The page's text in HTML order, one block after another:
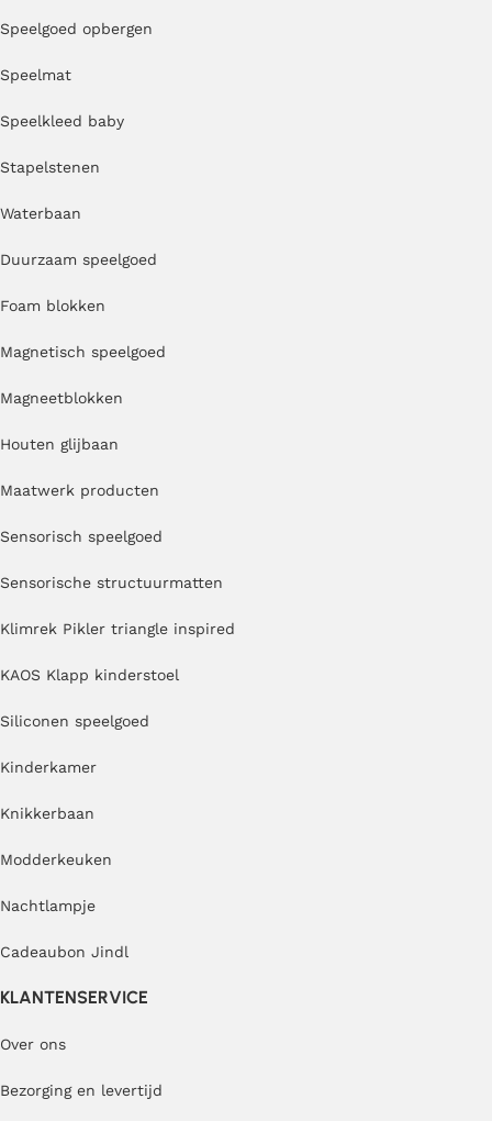
Speelgoed opbergen
Speelmat
Speelkleed baby
Stapelstenen
Waterbaan
Duurzaam speelgoed
Foam blokken
Magnetisch speelgoed
Magneetblokken
Houten glijbaan
Maatwerk producten
Sensorisch speelgoed
Sensorische structuurmatten
Klimrek Pikler triangle inspired
KAOS Klapp kinderstoel
Siliconen speelgoed
Kinderkamer
Knikkerbaan
Modderkeuken
Nachtlampje
Cadeaubon Jindl
KLANTENSERVICE
Over ons
Bezorging en levertijd